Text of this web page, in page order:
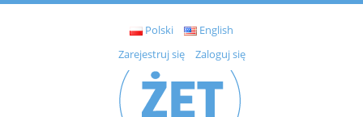
Polski
English
Zarejestruj się
Zaloguj się